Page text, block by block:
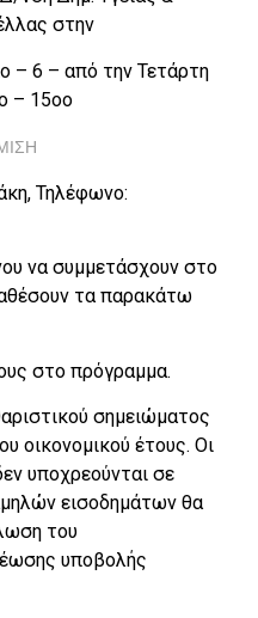
στην
– 6 – από την Τετάρτη
– 15οο
Τηλέφωνο:
να συμμετάσχουν στο
τα παρακάτω
στο πρόγραμμα.
σημειώματος
οικονομικού έτους. Οι
υποχρεούνται σε
εισοδημάτων θα
του
υποβολής